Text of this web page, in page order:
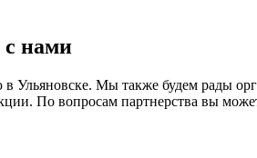
нами
Ульяновске. Мы также будем рады
По вопросам партнерства вы